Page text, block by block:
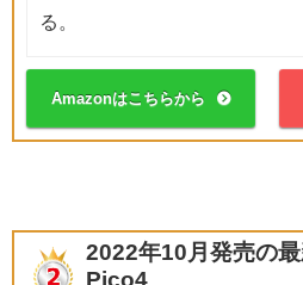
る。
Amazonはこちらから
2022年10月発売の最
Pico4